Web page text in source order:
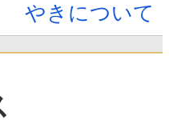
やきについて